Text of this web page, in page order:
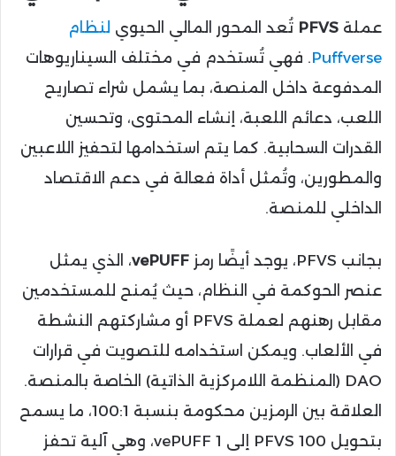
عملة PFVS تُعد المحور المالي الحيوي لنظام
Puffverse. فهي تُستخدم في مختلف السيناريوهات
المدفوعة داخل المنصة، بما يشمل شراء تصاريح
اللعب، دعائم اللعبة، إنشاء المحتوى، وتحسين
القدرات السحابية. كما يتم استخدامها لتحفيز اللاعبين
والمطورين، وتُمثل أداة فعالة في دعم الاقتصاد
الداخلي للمنصة.
بجانب PFVS، يوجد أيضًا رمز vePUFF، الذي يمثل
عنصر الحوكمة في النظام، حيث يُمنح للمستخدمين
مقابل رهنهم لعملة PFVS أو مشاركتهم النشطة
في الألعاب. ويمكن استخدامه للتصويت في قرارات
DAO (المنظمة اللامركزية الذاتية) الخاصة بالمنصة.
العلاقة بين الرمزين محكومة بنسبة 100:1، ما يسمح
بتحويل 100 PFVS إلى 1 vePUFF، وهي آلية تحفز